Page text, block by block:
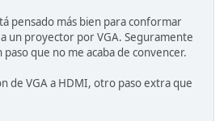
pensado más bien para conformar
un proyector por VGA. Seguramente
que no me acaba de convencer.
de VGA a HDMI, otro paso extra que